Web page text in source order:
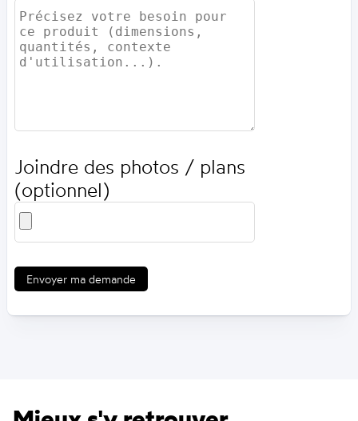
Joindre des photos / plans
(optionnel)
Envoyer ma demande